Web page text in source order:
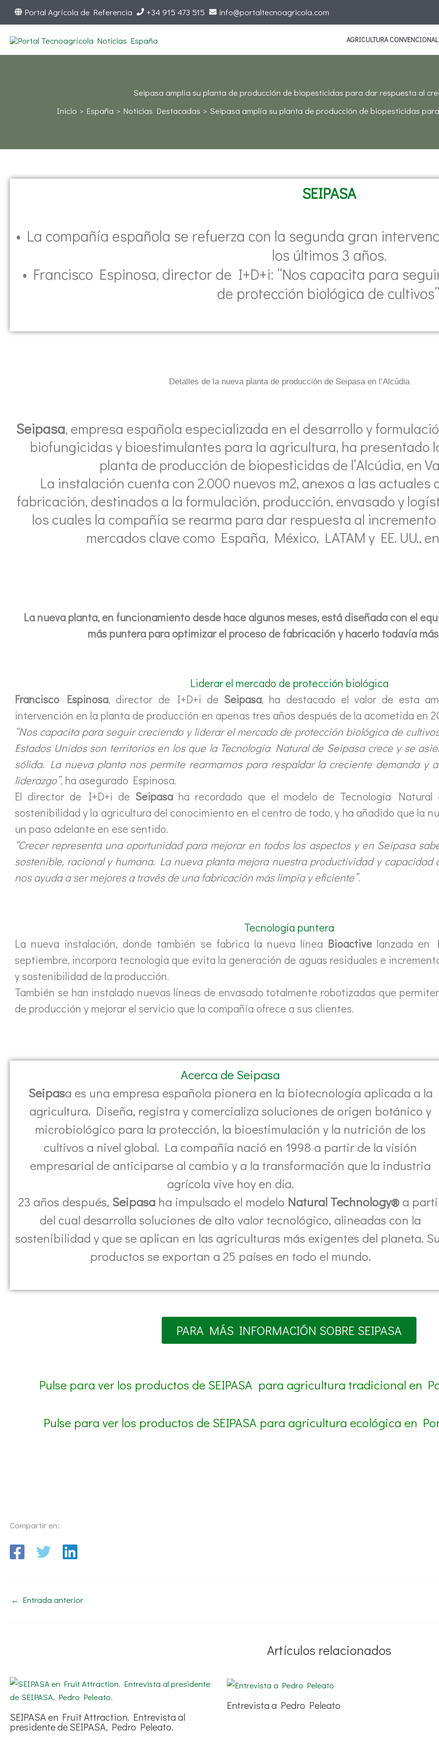
Portal Agrícola de Referencia +34 915 473 515 info@portaltecnoagricola.com
AGRICULTURA CONVENCIONAL
Seipasa amplía su planta de producción de biopesticidas para dar respuesta al
Inicio
España Noticias Destacadas Seipasa amplía su planta de producción de biopesticidas
SEIPASA
• La compañía española se refuerza con la segunda gran
los últimos 3 años.
• Francisco Espinosa, director de I+D+i: “Nos capacita para
de protección biológica de
Detalles de la nueva planta de producción de Seipasa en l’Alcúdia
Seipasa, empresa española especializada en el desarrollo y
biofungicidas y bioestimulantes para la agricultura, ha presentado
planta de producción de biopesticidas de l’Alcúdia, en
La instalación cuenta con 2.000 nuevos m2, anexos a las actuales
fabricación, destinados a la formulación, producción, envasado y
los cuales la compañía se rearma para dar respuesta al
mercados clave como España, México, LATAM y EE. UU.,
La nueva planta, en funcionamiento desde hace algunos meses, está diseñada con el
más puntera para optimizar el proceso de fabricación y hacerlo todavía
Liderar el mercado de protección biológica
Francisco Espinosa, director de I+D+i de Seipasa, ha destacado el valor de esta
intervención en la planta de producción en apenas tres años después de la acometida en
“Nos capacita para seguir creciendo y liderar el mercado de protección biológica de
Estados Unidos son territorios en los que la Tecnología Natural de Seipasa crece y se
sólida. La nueva planta nos permite rearmarnos para respaldar la creciente demanda y
liderazgo”, ha asegurado Espinosa.
El director de I+D+i de Seipasaha recordado que el modelo de Tecnología Natural
sostenibilidad y la agricultura del conocimiento en el centro de todo, y ha añadido que la
un paso adelante en ese sentido.
“Crecer representa una oportunidad para mejorar en todos los aspectos y en Seipasa
sostenible, racional y humana. La nueva planta mejora nuestra productividad y capacidad
nos ayuda a ser mejores a través de una fabricación más limpia y eficiente”.
Tecnología puntera
La nueva instalación, donde también se fabrica la nueva línea Bioactive lanzada en
septiembre, incorpora tecnología que evita la generación de aguas residuales e
y sostenibilidad de la producción.
También se han instalado nuevas líneas de envasado totalmente robotizadas que
de producción y mejorar el servicio que la compañía ofrece a sus clientes.
Acerca de Seipasa
Seipasa es una empresa española pionera en la biotecnología aplicada a la
agricultura. Diseña, registra y comercializa soluciones de origen botánico y
microbiológico para la protección, la bioestimulación y la nutrición de los
cultivos a nivel global. La compañía nació en 1998 a partir de la visión
empresarial de anticiparse al cambio y a la transformación que la industria
agrícola vive hoy en día.
23 años después, Seipasa ha impulsado el modelo Natural Technology® a
del cual desarrolla soluciones de alto valor tecnológico, alineadas con la
sostenibilidad y que se aplican en las agriculturas más exigentes del planeta.
productos se exportan a 25 países en todo el mundo.
PARA MÁS INFORMACIÓN SOBRE SEIPASA
Pulse para ver los productos de SEIPASA para agricultura tradicional en
Pulse para ver los productos de SEIPASA para agricultura ecológica en
Compartir en:
← Entrada anterior
Artículos relacionados
SEIPASA en Fruit Attraction. Entrevista al
presidente de SEIPASA, Pedro Peleato.
Entrevista a Pedro Peleato